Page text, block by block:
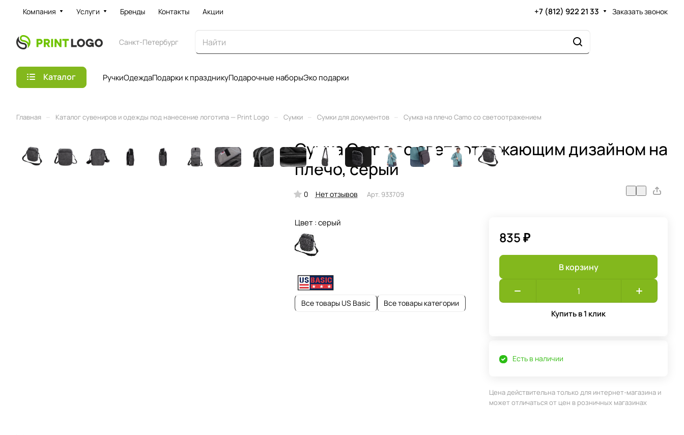
Компания Услуги Бренды Контакты Акции +7 (812) 922 21 33 Заказать звонок
Санкт-Петербург
Каталог РучкиОдеждаПодарки к праздникуПодарочные наборыЭко подарки
Главная Каталог сувениров и одежды под нанесение логотипа — Print Logo Сумки Сумки для документов Сумка на плечо Camo со светоотражением
Сумка Camo со светоотражающим дизайном на
плечо, серый
0 Нет отзывов Арт. 933709
Цвет :серый
Все товары US Basic Все товары категории
835 ₽
В корзину
Купить в 1 клик
Есть в наличии
Цена действительна только для интернет-магазина и
может отличаться от цен в розничных магазинах